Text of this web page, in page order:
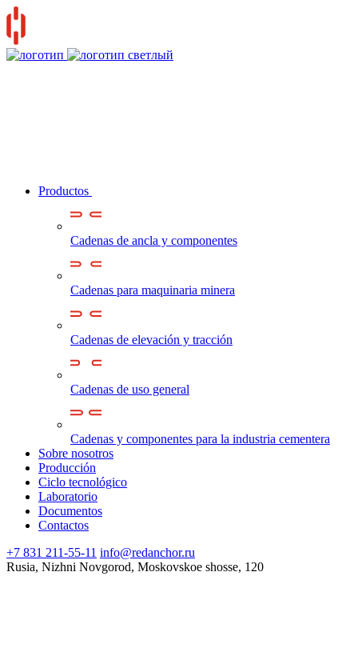
Productos
Cadenas de ancla y componentes
Cadenas para maquinaria minera
Cadenas de elevación y tracción
Cadenas de uso general
Cadenas y componentes para la industria cementera
Sobre nosotros
Producción
Ciclo tecnológico
Laboratorio
Documentos
Contactos
+7 831 211-55-11 info@redanchor.ru
Rusia, Nizhni Novgorod, Moskovskoe shosse, 120